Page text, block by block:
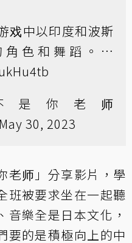
戏中以印度和波斯
角色和舞蹈。…
是你老师
May 30, 2023
老师」分享影片，學
班被要求坐在一起聽
樂全是日本文化，
要的是積極向上的中